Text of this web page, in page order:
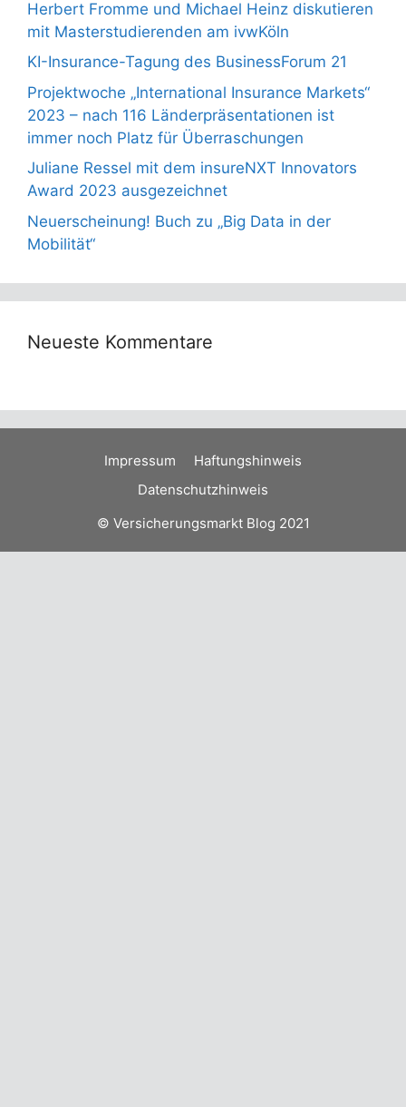
Herbert Fromme und Michael Heinz diskutieren
mit Masterstudierenden am ivwKöln
KI-Insurance-Tagung des BusinessForum 21
Projektwoche „International Insurance Markets“
2023 – nach 116 Länderpräsentationen ist
immer noch Platz für Überraschungen
Juliane Ressel mit dem insureNXT Innovators
Award 2023 ausgezeichnet
Neuerscheinung! Buch zu „Big Data in der
Mobilität“
Neueste Kommentare
Impressum
Haftungshinweis
Datenschutzhinweis
© Versicherungsmarkt Blog 2021